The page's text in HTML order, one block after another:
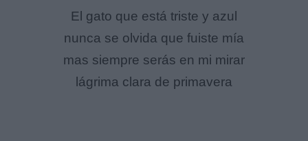
El gato que está triste y azul
nunca se olvida que fuiste mía
mas siempre serás en mi mirar
lágrima clara de primavera